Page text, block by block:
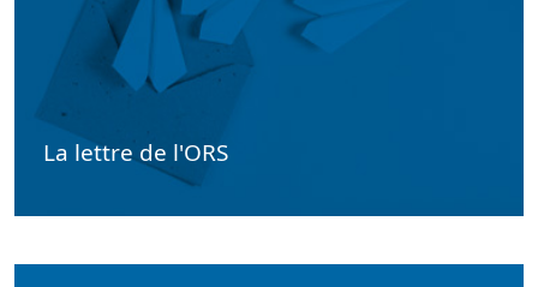
La lettre de l'ORS